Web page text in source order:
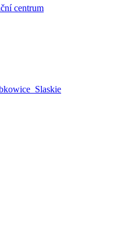
centrum